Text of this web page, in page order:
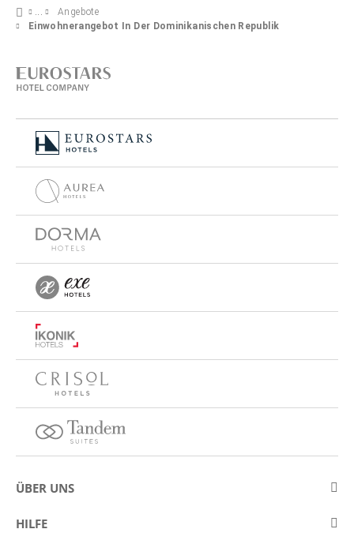
Angebote
Einwohnerangebot In Der Dominikanischen Republik
ÜBER UNS
Über Eurostars Hotel Company
HILFE